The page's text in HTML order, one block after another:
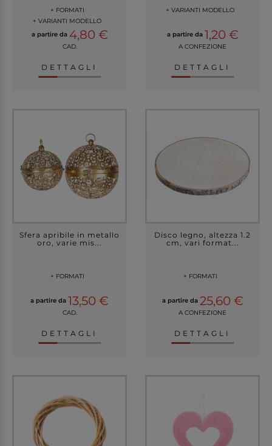
+ FORMATI
+ VARIANTI MODELLO
a partire da 4,80 €
CAD.
DETTAGLI
+ VARIANTI MODELLO
a partire da 1,20 €
A CONFEZIONE
DETTAGLI
Sfera apribile in metallo
oro, varie mis...
+ FORMATI
a partire da 13,50 €
CAD.
DETTAGLI
Disco legno, altezza 1.2
cm, vari format...
+ FORMATI
a partire da 25,60 €
A CONFEZIONE
DETTAGLI